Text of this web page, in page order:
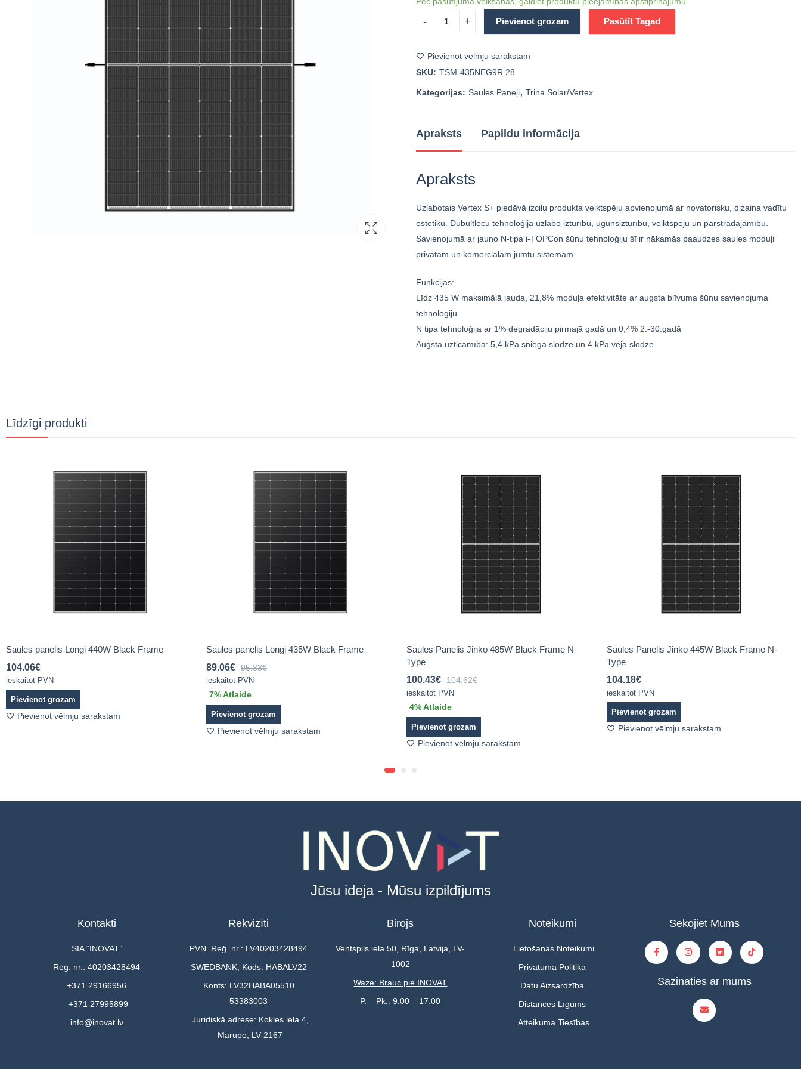
Pievienot grozam Pasūtīt Tagad
Pievienot vēlmju sarakstam
SKU: TSM-435NEG9R.28
Kategorijas: Saules Paneļi, Trina Solar/Vertex
Apraksts Papildu informācija
Apraksts
Uzlabotais Vertex S+ piedāvā izcilu produkta veiktspēju apvienojumā ar novatorisku, dizaina vadītu
estētiku. Dubultlēcu tehnoloģija uzlabo izturību, ugunsizturību, veiktspēju un pārstrādājamību.
Savienojumā ar jauno N-tipa i-TOPCon šūnu tehnoloģiju šī ir nākamās paaudzes saules moduļi
privātām un komerciālām jumtu sistēmām.
Funkcijas:
Līdz 435 W maksimālā jauda, 21,8% moduļa efektivitāte ar augsta blīvuma šūnu savienojuma
tehnoloģiju
N tipa tehnoloģija ar 1% degradāciju pirmajā gadā un 0,4% 2.-30.gadā
Augsta uzticamība: 5,4 kPa sniega slodze un 4 kPa vēja slodze
Līdzīgi produkti
Saules panelis Longi 440W Black Frame
104.06€
ieskaitot PVN
Pievienot grozam
Pievienot vēlmju sarakstam
Saules panelis Longi 435W Black Frame
89.06€ 95.83€
ieskaitot PVN
7% Atlaide
Pievienot grozam
Pievienot vēlmju sarakstam
Saules Panelis Jinko 485W Black Frame N-
Type
100.43€ 104.62€
ieskaitot PVN
4% Atlaide
Pievienot grozam
Pievienot vēlmju sarakstam
Saules Panelis Jinko 445W Black Frame N-
Type
104.18€
ieskaitot PVN
Pievienot grozam
Pievienot vēlmju sarakstam
Jūsu ideja - Mūsu izpildījums
Kontakti
SIA “INOVAT”
Reģ. nr.: 40203428494
+371 29166956
+371 27995899
info@inovat.lv
Rekvizīti
PVN. Reģ. nr.: LV40203428494
SWEDBANK, Kods: HABALV22
Konts: LV32HABA05510
53383003
Juridiskā adrese: Kokles iela 4,
Mārupe, LV-2167
Birojs
Ventspils iela 50, Rīga, Latvija, LV-
1002
Waze: Brauc pie INOVAT
P. – Pk.: 9.00 – 17.00
Noteikumi
Lietošanas Noteikumi
Privātuma Politika
Datu Aizsardzība
Distances Līgums
Atteikuma Tiesības
Sekojiet Mums
Sazinaties ar mums